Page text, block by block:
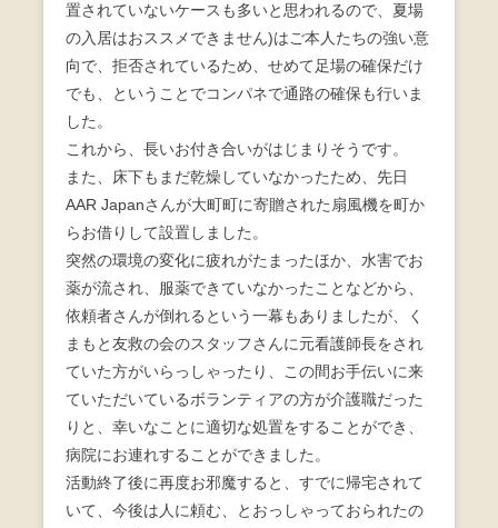
置されていないケースも多いと思われるので、夏場
の入居はおススメできません)はご本人たちの強い意
向で、拒否されているため、せめて足場の確保だけ
でも、ということでコンパネで通路の確保も行いま
した。
これから、長いお付き合いがはじまりそうです。
また、床下もまだ乾燥していなかったため、先日
AAR Japanさんが大町町に寄贈された扇風機を町か
らお借りして設置しました。
突然の環境の変化に疲れがたまったほか、水害でお
薬が流され、服薬できていなかったことなどから、
依頼者さんが倒れるという一幕もありましたが、く
まもと友救の会のスタッフさんに元看護師長をされ
ていた方がいらっしゃったり、この間お手伝いに来
ていただいているボランティアの方が介護職だった
りと、幸いなことに適切な処置をすることができ、
病院にお連れすることができました。
活動終了後に再度お邪魔すると、すでに帰宅されて
いて、今後は人に頼む、とおっしゃっておられたの